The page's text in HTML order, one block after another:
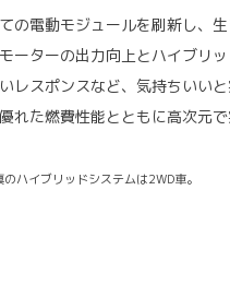
の電動モジュールを刷新し、
ーターの出力向上とハイブリ
レスポンスなど、気持ちいい
れた燃費性能とともに高次元で
ハイブリッドシステムは2WD車。